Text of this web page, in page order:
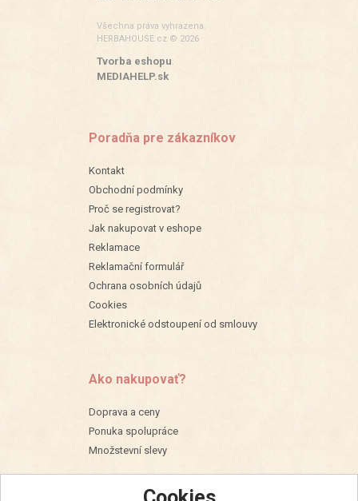
Všechna práva vyhrazena.
HERBAHOUSE.cz © 2026
Tvorba eshopu:
MEDIAHELP.sk
Poradňa pre zákazníkov
Kontakt
Obchodní podmínky
Proč se registrovat?
Jak nakupovat v eshope
Reklamace
Reklamační formulář
Ochrana osobních údajů
Cookies
Elektronické odstoupení od smlouvy
Ako nakupovať?
Doprava a ceny
Ponuka spolupráce
Množstevní slevy